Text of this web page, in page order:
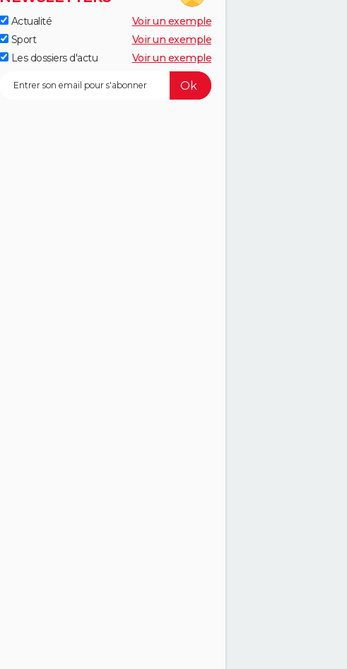
Actualité
Voir un exemple
Sport
Voir un exemple
Les dossiers d'actu
Voir un exemple